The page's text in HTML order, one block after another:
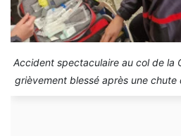
Accident spectaculaire au col de la
grièvement blessé après une chute